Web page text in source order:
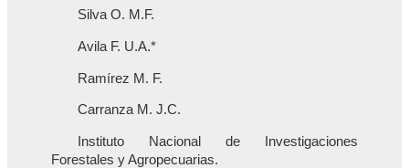
Silva O. M.F.
Avila F. U.A.*
Ramírez M. F.
Carranza M. J.C.
Instituto Nacional de Investigaciones
Forestales y Agropecuarias.